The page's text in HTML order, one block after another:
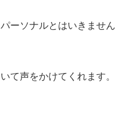
ーソナルとはいきません
て声をかけてくれます。